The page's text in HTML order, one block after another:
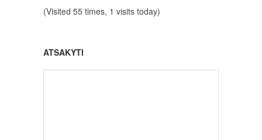
(Visited 55 times, 1 visits today)
ATSAKYTI